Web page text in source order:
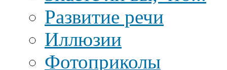
Развитие речи
Иллюзии
Фотоприколы